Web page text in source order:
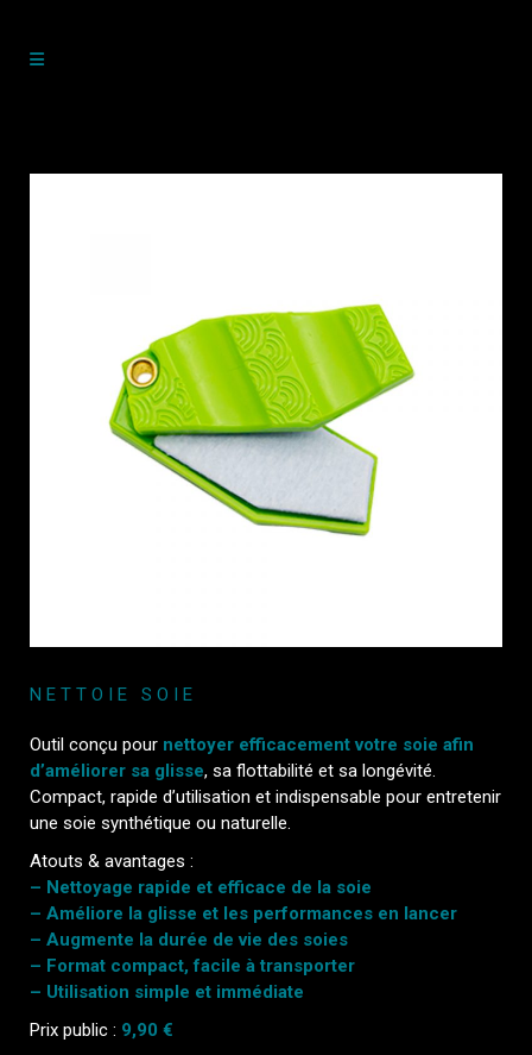
NETTOIE SOIE
Outil conçu pour nettoyer efficacement votre soie afin
d’améliorer sa glisse, sa flottabilité et sa longévité.
Compact, rapide d’utilisation et indispensable pour entretenir
une soie synthétique ou naturelle.
Atouts & avantages :
– Nettoyage rapide et efficace de la soie
– Améliore la glisse et les performances en lancer
– Augmente la durée de vie des soies
– Format compact, facile à transporter
– Utilisation simple et immédiate
Prix public : 9,90 €